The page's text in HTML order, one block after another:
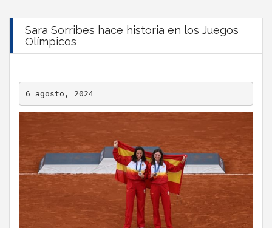
Sara Sorribes hace historia en los Juegos
Olímpicos
6 agosto, 2024